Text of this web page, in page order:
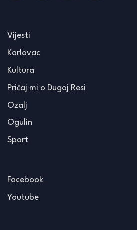
Vijesti
Karlovac
Kultura
Pričaj mi o Dugoj Resi
Ozalj
Ogulin
Sport
Facebook
Youtube